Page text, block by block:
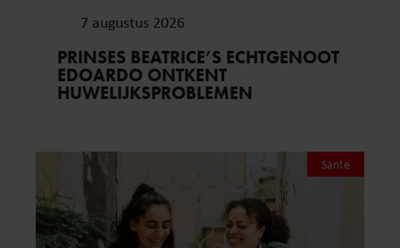
7 augustus 2026
PRINSES BEATRICE’S ECHTGENOOT
EDOARDO ONTKENT
HUWELIJKSPROBLEMEN
Sante